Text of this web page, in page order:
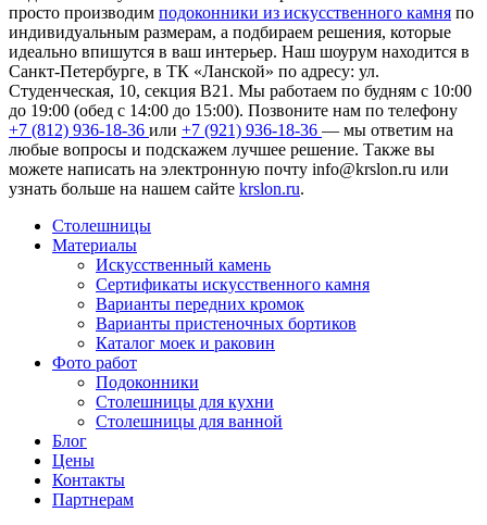
просто производим подоконники из искусственного камня по
индивидуальным размерам, а подбираем решения, которые
идеально впишутся в ваш интерьер. Наш шоурум находится в
Санкт-Петербурге, в ТК «Ланской» по адресу: ул.
Студенческая, 10, секция В21. Мы работаем по будням с 10:00
до 19:00 (обед с 14:00 до 15:00). Позвоните нам по телефону
+7 (812) 936-18-36 или +7 (921) 936-18-36 — мы ответим на
любые вопросы и подскажем лучшее решение. Также вы
можете написать на электронную почту info@krslon.ru или
узнать больше на нашем сайте krslon.ru.
Столешницы
Материалы
Искусственный камень
Сертификаты искусственного камня
Варианты передних кромок
Варианты пристеночных бортиков
Каталог моек и раковин
Фото работ
Подоконники
Столешницы для кухни
Столешницы для ванной
Блог
Цены
Контакты
Партнерам